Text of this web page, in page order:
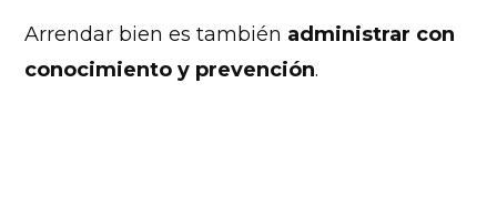
Arrendar bien es también administrar con
conocimiento y prevención.